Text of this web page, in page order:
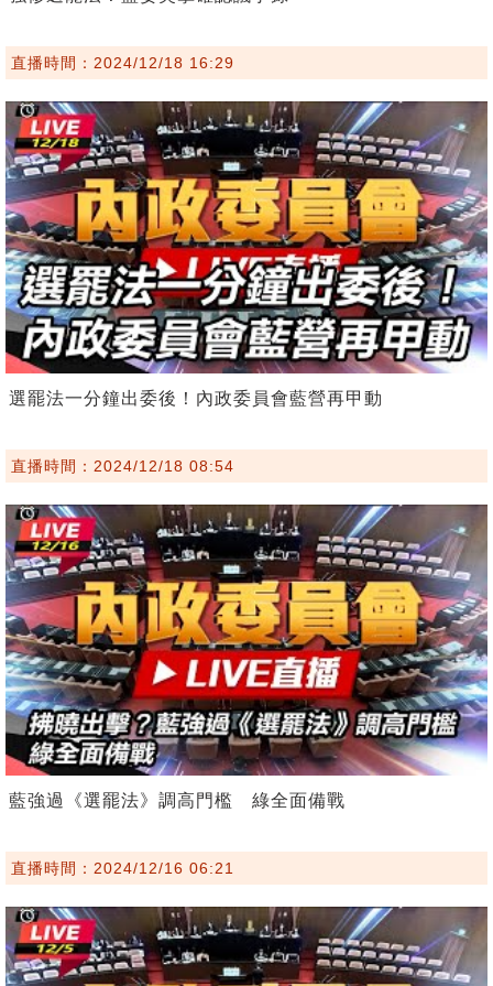
直播時間：2024/12/18 16:29
選罷法一分鐘出委後！內政委員會藍營再甲動
直播時間：2024/12/18 08:54
藍強過《選罷法》調高門檻 綠全面備戰
直播時間：2024/12/16 06:21